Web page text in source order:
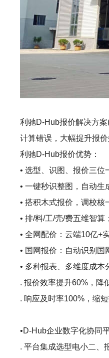
利驰D-Hub报价解决方
计算错误，大幅提升报
利驰D-Hub报价优势：
• 选型、识图、报价三位
• 一键秒识整图，自动
• 搭积木式报价，调校核
• 排/料/工/壳/费五维智算；
• 全网配价：云端10亿+
• 国网报价：自动识别国
• 多种报表、多维度成本
. 报价效率提升60%，降
. 响应及时率100%，缩
•D-Hub企业数字化协同
. 平台集成选型电小二、